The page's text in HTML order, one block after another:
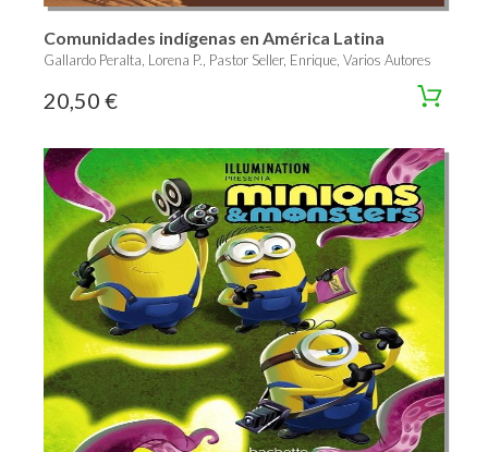
Comunidades indígenas en América Latina
Gallardo Peralta, Lorena P., Pastor Seller, Enrique, Varios Autores
20,50 €